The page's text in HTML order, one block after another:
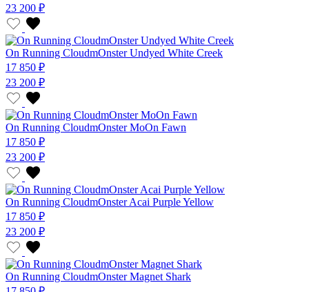
23 200 ₽
On Running CloudmOnster Undyed White Creek
17 850 ₽
23 200 ₽
On Running CloudmOnster MoOn Fawn
17 850 ₽
23 200 ₽
On Running CloudmOnster Acai Purple Yellow
17 850 ₽
23 200 ₽
On Running CloudmOnster Magnet Shark